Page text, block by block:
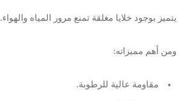
يتميز بوجود خلايا مغلقة تمنع مرور المياه والهواء.
ومن أهم مميزاته:
مقاومة عالية للرطوبة.